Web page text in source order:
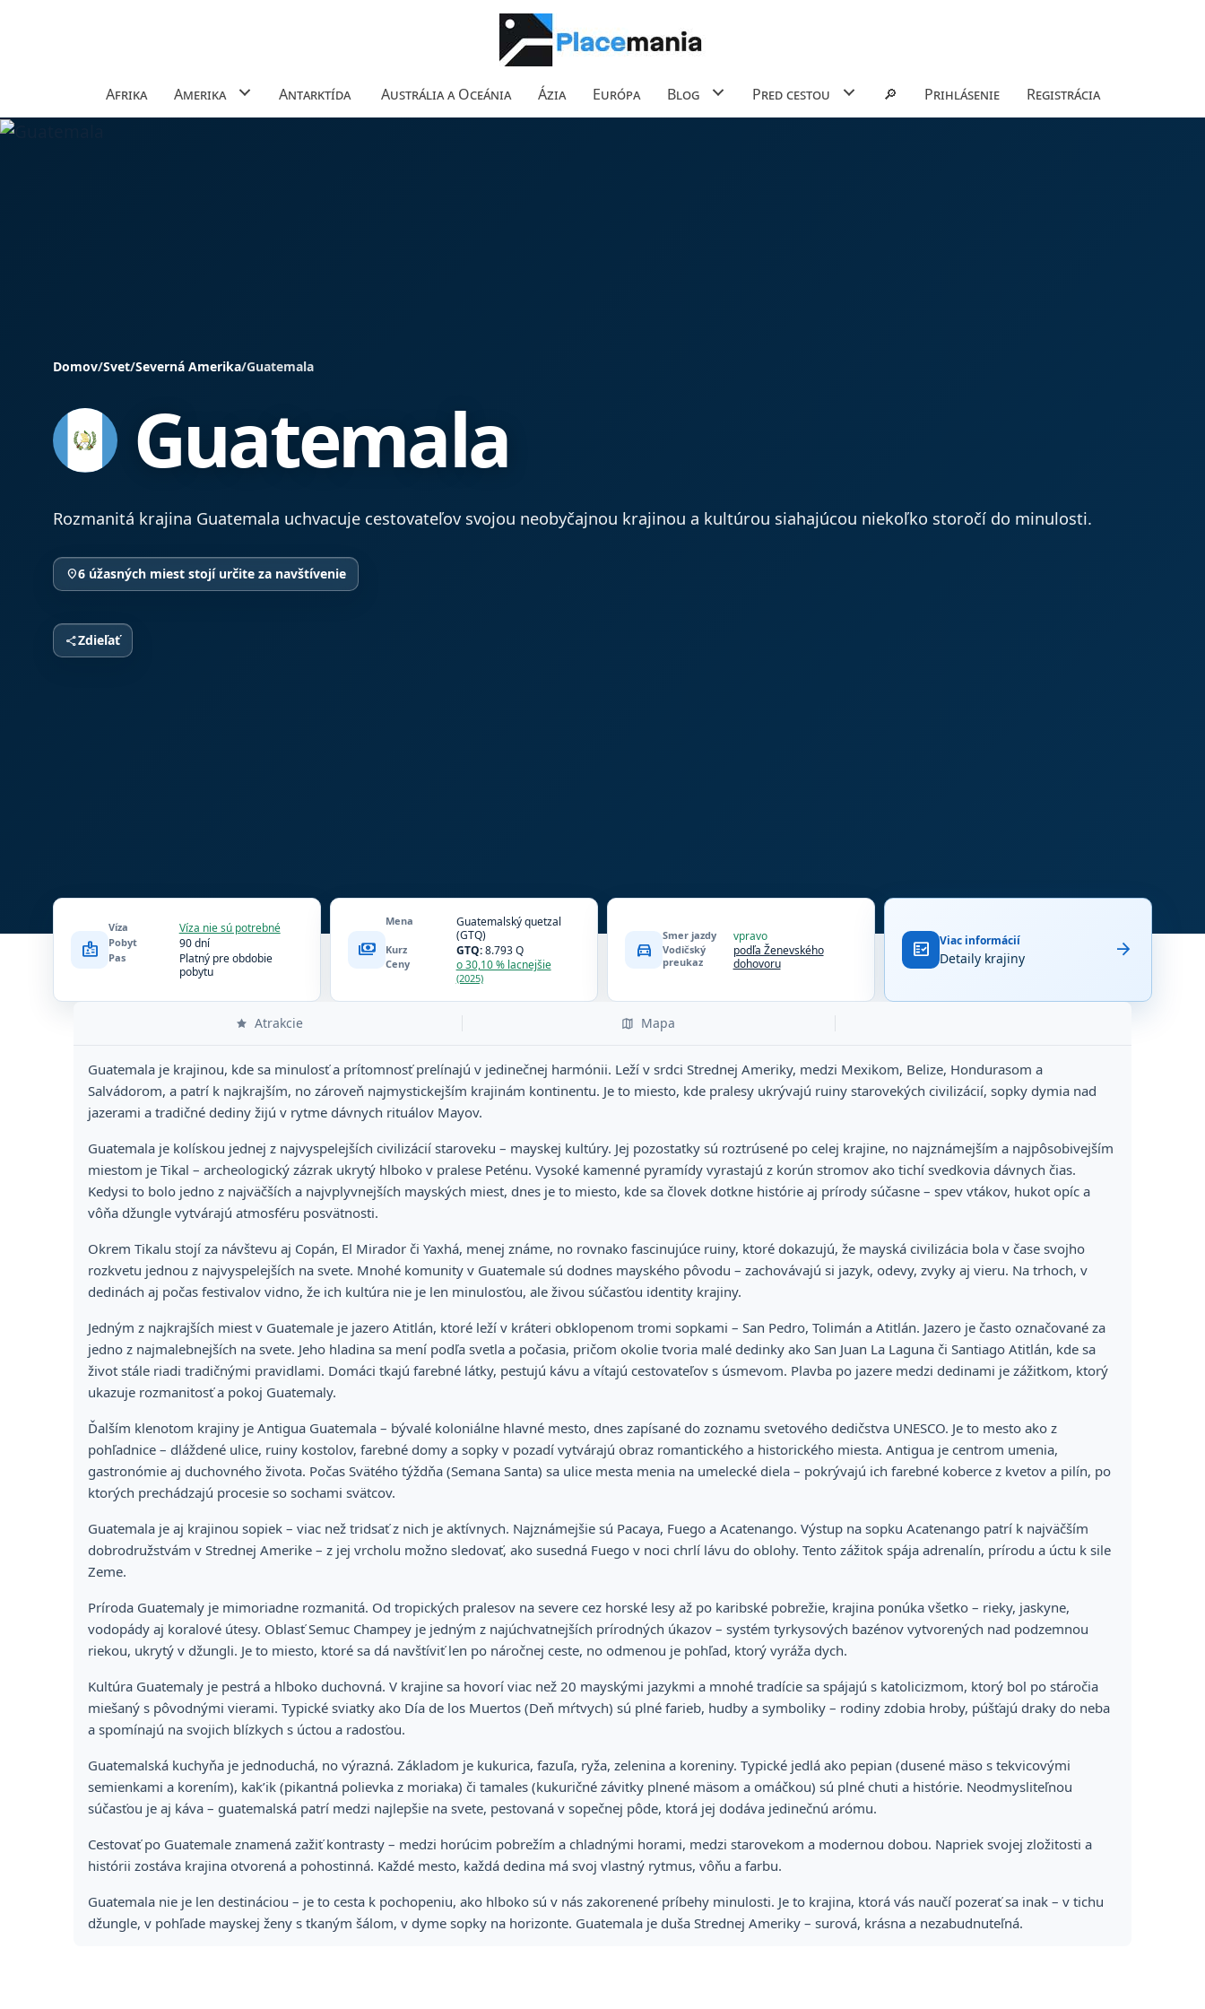
Afrika Amerika Antarktída Austrália a Oceánia Ázia Európa Blog Pred cestou 🔎 Prihlásenie Registrácia
Domov/Svet/Severná Amerika/Guatemala
Guatemala
Rozmanitá krajina Guatemala uchvacuje cestovateľov svojou neobyčajnou krajinou a kultúrou siahajúcou niekoľko storočí do minulosti.
location_on6 úžasných miest stojí určite za navštívenie
shareZdieľať
badge
Víza Víza nie sú potrebné
Pobyt 90 dní
Pas
Platný pre obdobie
pobytu
payments
Mena
Guatemalský quetzal
(GTQ)
Kurz GTQ:8.793 Q
Ceny o 30,10 % lacnejšie
(2025)
directions_car
Smer jazdy vpravo
Vodičský
preukaz
podľa Ženevského
dohovoru
fact_check Viac informácií
Detaily krajiny arrow_forward
Atrakcie Mapa
Guatemala je krajinou, kde sa minulosť a prítomnosť prelínajú v jedinečnej harmónii. Leží v srdci Strednej Ameriky, medzi Mexikom, Belize, Hondurasom a
Salvádorom, a patrí k najkrajším, no zároveň najmystickejším krajinám kontinentu. Je to miesto, kde pralesy ukrývajú ruiny starovekých civilizácií, sopky dymia nad
jazerami a tradičné dediny žijú v rytme dávnych rituálov Mayov.
Guatemala je kolískou jednej z najvyspelejších civilizácií staroveku – mayskej kultúry. Jej pozostatky sú roztrúsené po celej krajine, no najznámejším a najpôsobivejším
miestom je Tikal – archeologický zázrak ukrytý hlboko v pralese Peténu. Vysoké kamenné pyramídy vyrastajú z korún stromov ako tichí svedkovia dávnych čias.
Kedysi to bolo jedno z najväčších a najvplyvnejších mayských miest, dnes je to miesto, kde sa človek dotkne histórie aj prírody súčasne – spev vtákov, hukot opíc a
vôňa džungle vytvárajú atmosféru posvätnosti.
Okrem Tikalu stojí za návštevu aj Copán, El Mirador či Yaxhá, menej známe, no rovnako fascinujúce ruiny, ktoré dokazujú, že mayská civilizácia bola v čase svojho
rozkvetu jednou z najvyspelejších na svete. Mnohé komunity v Guatemale sú dodnes mayského pôvodu – zachovávajú si jazyk, odevy, zvyky aj vieru. Na trhoch, v
dedinách aj počas festivalov vidno, že ich kultúra nie je len minulosťou, ale živou súčasťou identity krajiny.
Jedným z najkrajších miest v Guatemale je jazero Atitlán, ktoré leží v kráteri obklopenom tromi sopkami – San Pedro, Tolimán a Atitlán. Jazero je často označované za
jedno z najmalebnejších na svete. Jeho hladina sa mení podľa svetla a počasia, pričom okolie tvoria malé dedinky ako San Juan La Laguna či Santiago Atitlán, kde sa
život stále riadi tradičnými pravidlami. Domáci tkajú farebné látky, pestujú kávu a vítajú cestovateľov s úsmevom. Plavba po jazere medzi dedinami je zážitkom, ktorý
ukazuje rozmanitosť a pokoj Guatemaly.
Ďalším klenotom krajiny je Antigua Guatemala – bývalé koloniálne hlavné mesto, dnes zapísané do zoznamu svetového dedičstva UNESCO. Je to mesto ako z
pohľadnice – dláždené ulice, ruiny kostolov, farebné domy a sopky v pozadí vytvárajú obraz romantického a historického miesta. Antigua je centrom umenia,
gastronómie aj duchovného života. Počas Svätého týždňa (Semana Santa) sa ulice mesta menia na umelecké diela – pokrývajú ich farebné koberce z kvetov a pilín, po
ktorých prechádzajú procesie so sochami svätcov.
Guatemala je aj krajinou sopiek – viac než tridsať z nich je aktívnych. Najznámejšie sú Pacaya, Fuego a Acatenango. Výstup na sopku Acatenango patrí k najväčším
dobrodružstvám v Strednej Amerike – z jej vrcholu možno sledovať, ako susedná Fuego v noci chrlí lávu do oblohy. Tento zážitok spája adrenalín, prírodu a úctu k sile
Zeme.
Príroda Guatemaly je mimoriadne rozmanitá. Od tropických pralesov na severe cez horské lesy až po karibské pobrežie, krajina ponúka všetko – rieky, jaskyne,
vodopády aj koralové útesy. Oblasť Semuc Champey je jedným z najúchvatnejších prírodných úkazov – systém tyrkysových bazénov vytvorených nad podzemnou
riekou, ukrytý v džungli. Je to miesto, ktoré sa dá navštíviť len po náročnej ceste, no odmenou je pohľad, ktorý vyráža dych.
Kultúra Guatemaly je pestrá a hlboko duchovná. V krajine sa hovorí viac než 20 mayskými jazykmi a mnohé tradície sa spájajú s katolicizmom, ktorý bol po stáročia
miešaný s pôvodnými vierami. Typické sviatky ako Día de los Muertos (Deň mŕtvych) sú plné farieb, hudby a symboliky – rodiny zdobia hroby, púšťajú draky do neba
a spomínajú na svojich blízkych s úctou a radosťou.
Guatemalská kuchyňa je jednoduchá, no výrazná. Základom je kukurica, fazuľa, ryža, zelenina a koreniny. Typické jedlá ako pepian (dusené mäso s tekvicovými
semienkami a korením), kak’ik (pikantná polievka z moriaka) či tamales (kukuričné závitky plnené mäsom a omáčkou) sú plné chuti a histórie. Neodmysliteľnou
súčasťou je aj káva – guatemalská patrí medzi najlepšie na svete, pestovaná v sopečnej pôde, ktorá jej dodáva jedinečnú arómu.
Cestovať po Guatemale znamená zažiť kontrasty – medzi horúcim pobrežím a chladnými horami, medzi starovekom a modernou dobou. Napriek svojej zložitosti a
histórii zostáva krajina otvorená a pohostinná. Každé mesto, každá dedina má svoj vlastný rytmus, vôňu a farbu.
Guatemala nie je len destináciou – je to cesta k pochopeniu, ako hlboko sú v nás zakorenené príbehy minulosti. Je to krajina, ktorá vás naučí pozerať sa inak – v tichu
džungle, v pohľade mayskej ženy s tkaným šálom, v dyme sopky na horizonte. Guatemala je duša Strednej Ameriky – surová, krásna a nezabudnuteľná.